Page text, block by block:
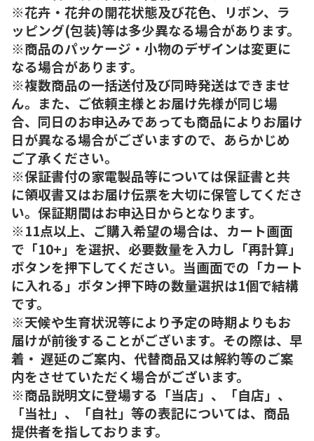
※花卉・花弁の開花状態及び花色、リボン、ラ
ッピング(包装)等は多少異なる場合があります。
※商品のパッケージ・小物のデザインは変更に
なる場合があります。
※複数商品の一括送付及び同時発送はできませ
ん。また、ご依頼主様とお届け先様が同じ場
合、同日のお申込みであっても商品によりお届け
日が異なる場合がございますので、あらかじめ
ご了承ください。
※保証書付の家電製品等については保証書と共
に領収書又はお届け伝票を大切に保管してくださ
い。保証期間はお申込日からとなります。
※11点以上、ご購入希望の場合は、カート画面
で「10+」を選択、必要数量を入力し「再計算」
ボタンを押下してください。当画面での「カート
に入れる」ボタン押下時の数量選択は1個で結構
です。
※天候や生育状況等により予定の時期よりもお
届けが前後することがございます。その際は、早
着・ 遅延のご案内、代替商品又は解約等のご案
内をさせていただく場合がございます。
※商品説明文に登場する「当店」、「自店」、
「当社」、「自社」等の表記については、商品
提供者を指しております。